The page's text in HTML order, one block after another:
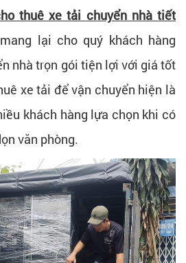
thuê xe tải chuyển nhà tiết
lại cho quý khách hàng
nhà trọn gói tiện lợi với giá tốt
xe tải để vận chuyển hiện là
khách hàng lựa chọn khi có
văn phòng.